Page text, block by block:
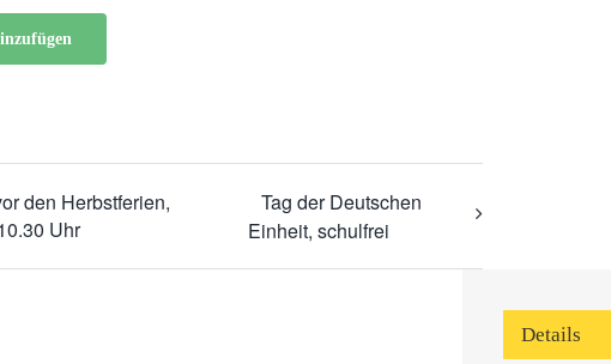
den Herbstferien,
Uhr
Tag der Deutschen
Einheit, schulfrei
Details